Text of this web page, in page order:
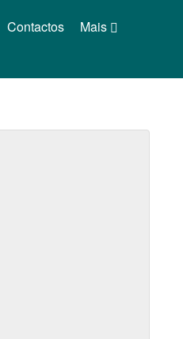
Mais
Contactos